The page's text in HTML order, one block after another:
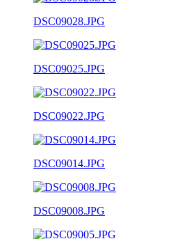
DSC09028.JPG
DSC09025.JPG
DSC09022.JPG
DSC09014.JPG
DSC09008.JPG